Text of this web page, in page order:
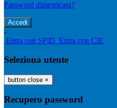
Password dimenticata?
-
Entra con SPID Entra con CIE
Seleziona utente
button close ×
Recupero password